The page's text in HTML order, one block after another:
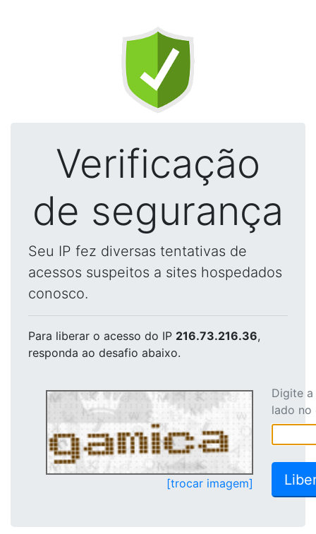
Verificação
de segurança
Seu IP fez diversas tentativas de
acessos suspeitos a sites hospedados
conosco.
Para liberar o acesso do IP 216.73.216.36,
responda ao desafio abaixo.
[trocar imagem]
Digite
lado no